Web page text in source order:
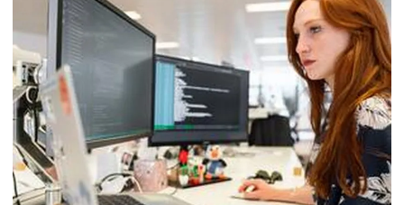
Inspeção predial total
Inspeção e vistoria predial
Laudo de avaliação de aluguel
Laudo de avaliação estrutural
Laudo de avaliação de imóvel
Laudo de avaliação de imóvel para locação